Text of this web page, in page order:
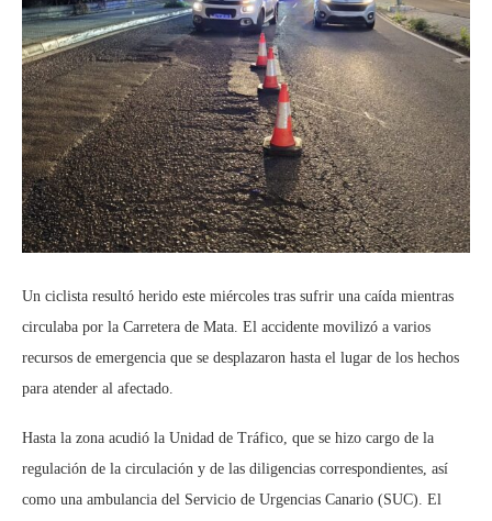
Un ciclista resultó herido este miércoles tras sufrir una caída mientras
circulaba por la Carretera de Mata. El accidente movilizó a varios
recursos de emergencia que se desplazaron hasta el lugar de los hechos
para atender al afectado.
Hasta la zona acudió la Unidad de Tráfico, que se hizo cargo de la
regulación de la circulación y de las diligencias correspondientes, así
como una ambulancia del Servicio de Urgencias Canario (SUC). El